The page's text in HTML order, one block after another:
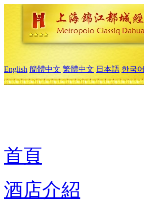
English 簡體中文 繁體中文 日本語 한국어
首頁
酒店介紹